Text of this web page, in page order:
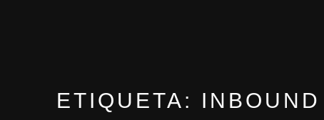
ETIQUETA: INBOUND